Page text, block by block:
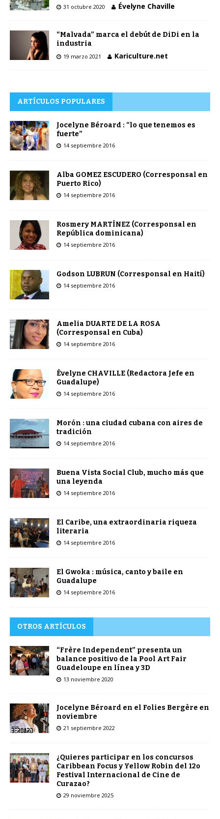
31 octubre 2020 Évelyne Chaville
“Malvada” marca el debút de DiDi en la
industria
19 marzo 2021 Kariculture.net
ARTÍCULOS POPULARES
Jocelyne Béroard : “lo que tenemos es
fuerte”
14 septiembre 2016
Alba GOMEZ ESCUDERO (Corresponsal en
Puerto Rico)
14 septiembre 2016
Rosmery MARTÍNEZ (Corresponsal en
República dominicana)
14 septiembre 2016
Godson LUBRUN (Corresponsal en Haití)
14 septiembre 2016
Amelia DUARTE DE LA ROSA
(Corresponsal en Cuba)
14 septiembre 2016
Évelyne CHAVILLE (Redactora Jefe en
Guadalupe)
14 septiembre 2016
Morón : una ciudad cubana con aires de
tradición
14 septiembre 2016
Buena Vista Social Club, mucho más que
una leyenda
14 septiembre 2016
El Caribe, una extraordinaria riqueza
literaria
14 septiembre 2016
El Gwoka : música, canto y baile en
Guadalupe
14 septiembre 2016
OTROS ARTÍCULOS
“Frère Independent” presenta un
balance positivo de la Pool Art Fair
Guadeloupe en línea y 3D
13 noviembre 2020
Jocelyne Béroard en el Folies Bergère en
noviembre
21 septiembre 2022
¿Quieres participar en los concursos
Caribbean Focus y Yellow Robin del 12o
Festival Internacional de Cine de
Curazao?
29 noviembre 2025